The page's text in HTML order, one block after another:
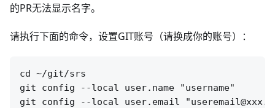
的PR无法显示名字。
请执行下面的命令，设置GIT账号（请换成你的账号）：
cd ~/git/srs
git config --local user.name "username"
git config --local user.email